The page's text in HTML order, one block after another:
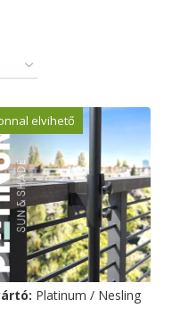
elvihető
Platinum / Nesling